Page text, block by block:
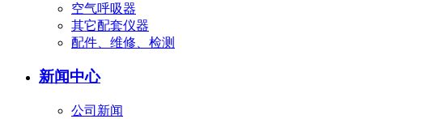
空气呼吸器
其它配套仪器
配件、维修、检测
新闻中心
公司新闻